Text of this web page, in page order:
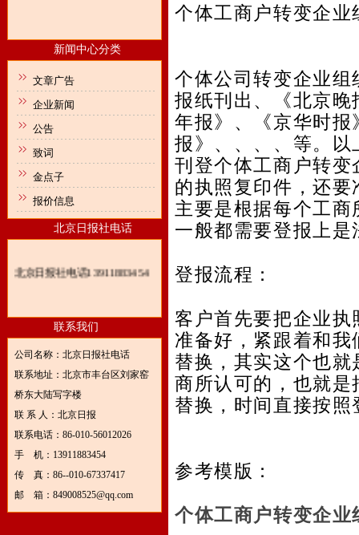
新闻中心分类
文章广告
企业新闻
公告
致词
金点子
报价信息
北京日报社电话
北京日报社电话13911883454
联系我们
公司名称：北京日报社电话
联系地址：北京市丰台区刘家窑
桥东大陆写字楼
联 系 人：北京日报
联系电话：86-010-56012026
手 机：13911883454
传 真：86--010-67337417
邮 箱：849008525@qq.com
个体工商户转变企
个体公司转变企业
报纸刊出、《北京
年报》、《京华时
报》、、、、等。
刊登个体工商户转
的执照复印件，还
主要是根据每个工
一般都需要登报上
登报流程：
客户首先要把企业
准备好，紧跟着和
替换，其实这个也
商所认可的，也就
替换，时间直接按
参考模版：
个体工商户转变企业